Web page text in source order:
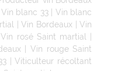
Vin blanc 33| Vin blanc
|Vin Bordeaux|Vin
Vin rosé Saint martial
| Vin rouge Saint
|Viticulteur récoltant